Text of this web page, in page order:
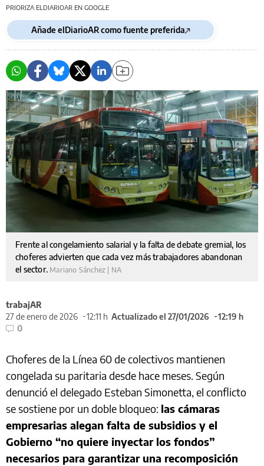
PRIORIZA ELDIARIOAR EN GOOGLE
Añade elDiarioAR como fuente preferida
Frente al congelamiento salarial y la falta de debate gremial, los
choferes advierten que cada vez más trabajadores abandonan
el sector. Mariano Sánchez | NA
trabajAR
27 de enero de 2026
12:11 h Actualizado el 27/01/2026
12:19 h
0
Choferes de la Línea 60 de colectivos mantienen
congelada su paritaria desde hace meses. Según
denunció el delegado Esteban Simonetta, el conflicto
se sostiene por un doble bloqueo: las cámaras
empresarias alegan falta de subsidios y el
Gobierno “no quiere inyectar los fondos”
necesarios para garantizar una recomposición